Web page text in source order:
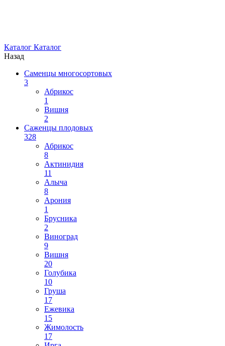
Каталог Каталог
Назад
Саменцы многосортовых
3
Абрикос
1
Вишня
2
Саженцы плодовых
328
Абрикос
8
Актинидия
11
Алыча
8
Арония
1
Брусника
2
Виноград
9
Вишня
20
Голубика
10
Груша
17
Ежевика
15
Жимолость
17